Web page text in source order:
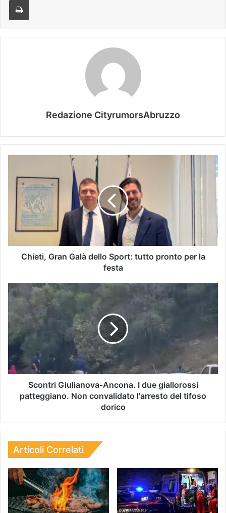
Redazione CityrumorsAbruzzo
Chieti, Gran Galà dello Sport: tutto pronto per la
festa
Scontri Giulianova-Ancona. I due giallorossi
patteggiano. Non convalidato l'arresto del tifoso
dorico
Articoli Correlati